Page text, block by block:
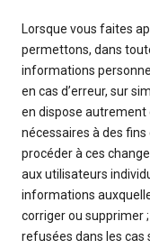
Lorsque vous faites
permettons, dans
informations
en cas d’erreur, sur
en dispose autrement
nécessaires à des
procéder à ces
aux utilisateurs
informations
corriger ou supprimer
refusées dans les cas